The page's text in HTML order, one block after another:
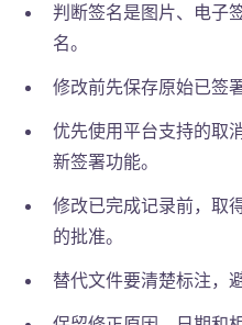
判断签名是图片、电子
名。
修改前先保存原始已签
优先使用平台支持的取
新签署功能。
修改已完成记录前，取
的批准。
替代文件要清楚标注，